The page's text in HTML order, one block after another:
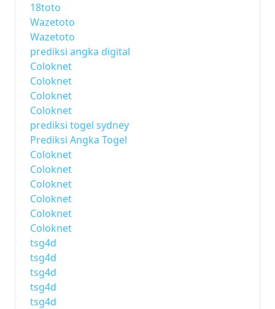
18toto
Wazetoto
Wazetoto
prediksi angka digital
Coloknet
Coloknet
Coloknet
Coloknet
prediksi togel sydney
Prediksi Angka Togel
Coloknet
Coloknet
Coloknet
Coloknet
Coloknet
Coloknet
tsg4d
tsg4d
tsg4d
tsg4d
tsg4d